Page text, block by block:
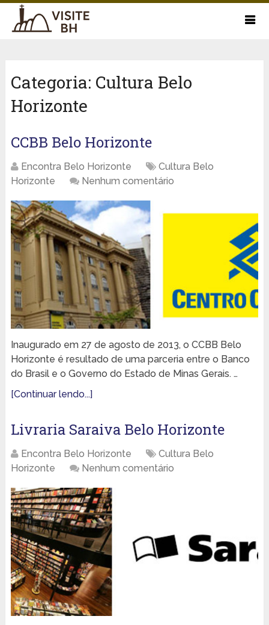
Categoria: Cultura Belo
Horizonte
CCBB Belo Horizonte
Encontra Belo Horizonte
Cultura Belo
Horizonte
Nenhum comentário
Inaugurado em 27 de agosto de 2013, o CCBB Belo
Horizonte é resultado de uma parceria entre o Banco
do Brasil e o Governo do Estado de Minas Gerais. …
[Continuar lendo...]
Livraria Saraiva Belo Horizonte
Encontra Belo Horizonte
Cultura Belo
Horizonte
Nenhum comentário